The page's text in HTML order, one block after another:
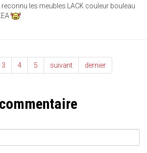
reconnu les meubles LACK couleur bouleau
3 4 5 suivant dernier